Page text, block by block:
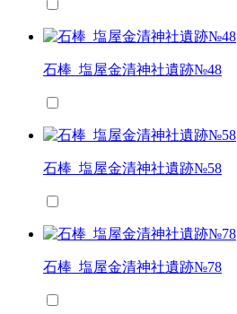
石棒_塩屋金清神社遺跡№48
石棒_塩屋金清神社遺跡№58
石棒_塩屋金清神社遺跡№78